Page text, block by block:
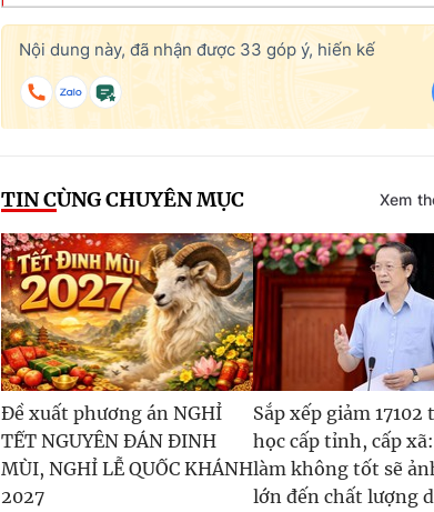
Nội dung này, đã nhận được 33 góp ý, hiến kế
TIN CÙNG CHUYÊN MỤC Xem
Đề xuất phương án NGHỈ
TẾT NGUYÊN ĐÁN ĐINH
MÙI, NGHỈ LỄ QUỐC KHÁNH
2027
Sắp xếp giảm 17102
học cấp tỉnh, cấp
làm không tốt sẽ
lớn đến chất lượng